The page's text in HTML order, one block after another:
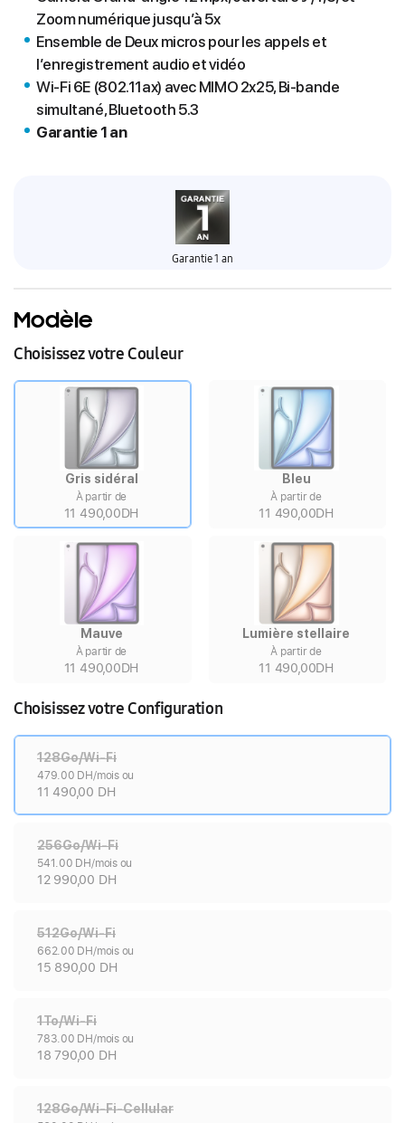
Zoom numérique jusqu’à 5x
Ensemble de Deux micros pour les appels et
l’enregistrement audio et vidéo
Wi‑Fi 6E (802.11ax) avec MIMO 2x25, Bi‑bande
simultané, Bluetooth 5.3
Garantie 1 an
Garantie 1 an
Modèle
Choisissez votre Couleur
Gris sidéral
À partir de
11 490,00DH
Bleu
À partir de
11 490,00DH
Mauve
À partir de
11 490,00DH
Lumière stellaire
À partir de
11 490,00DH
Choisissez votre Configuration
128Go/Wi-Fi
479.00 DH/mois ou
11 490,00 DH
256Go/Wi-Fi
541.00 DH/mois ou
12 990,00 DH
512Go/Wi-Fi
662.00 DH/mois ou
15 890,00 DH
1To/Wi-Fi
783.00 DH/mois ou
18 790,00 DH
128Go/Wi-Fi-Cellular